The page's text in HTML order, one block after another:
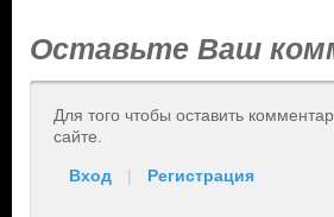
Оставьте Ваш
Для того чтобы оставить
сайте.
Вход | Регистрация